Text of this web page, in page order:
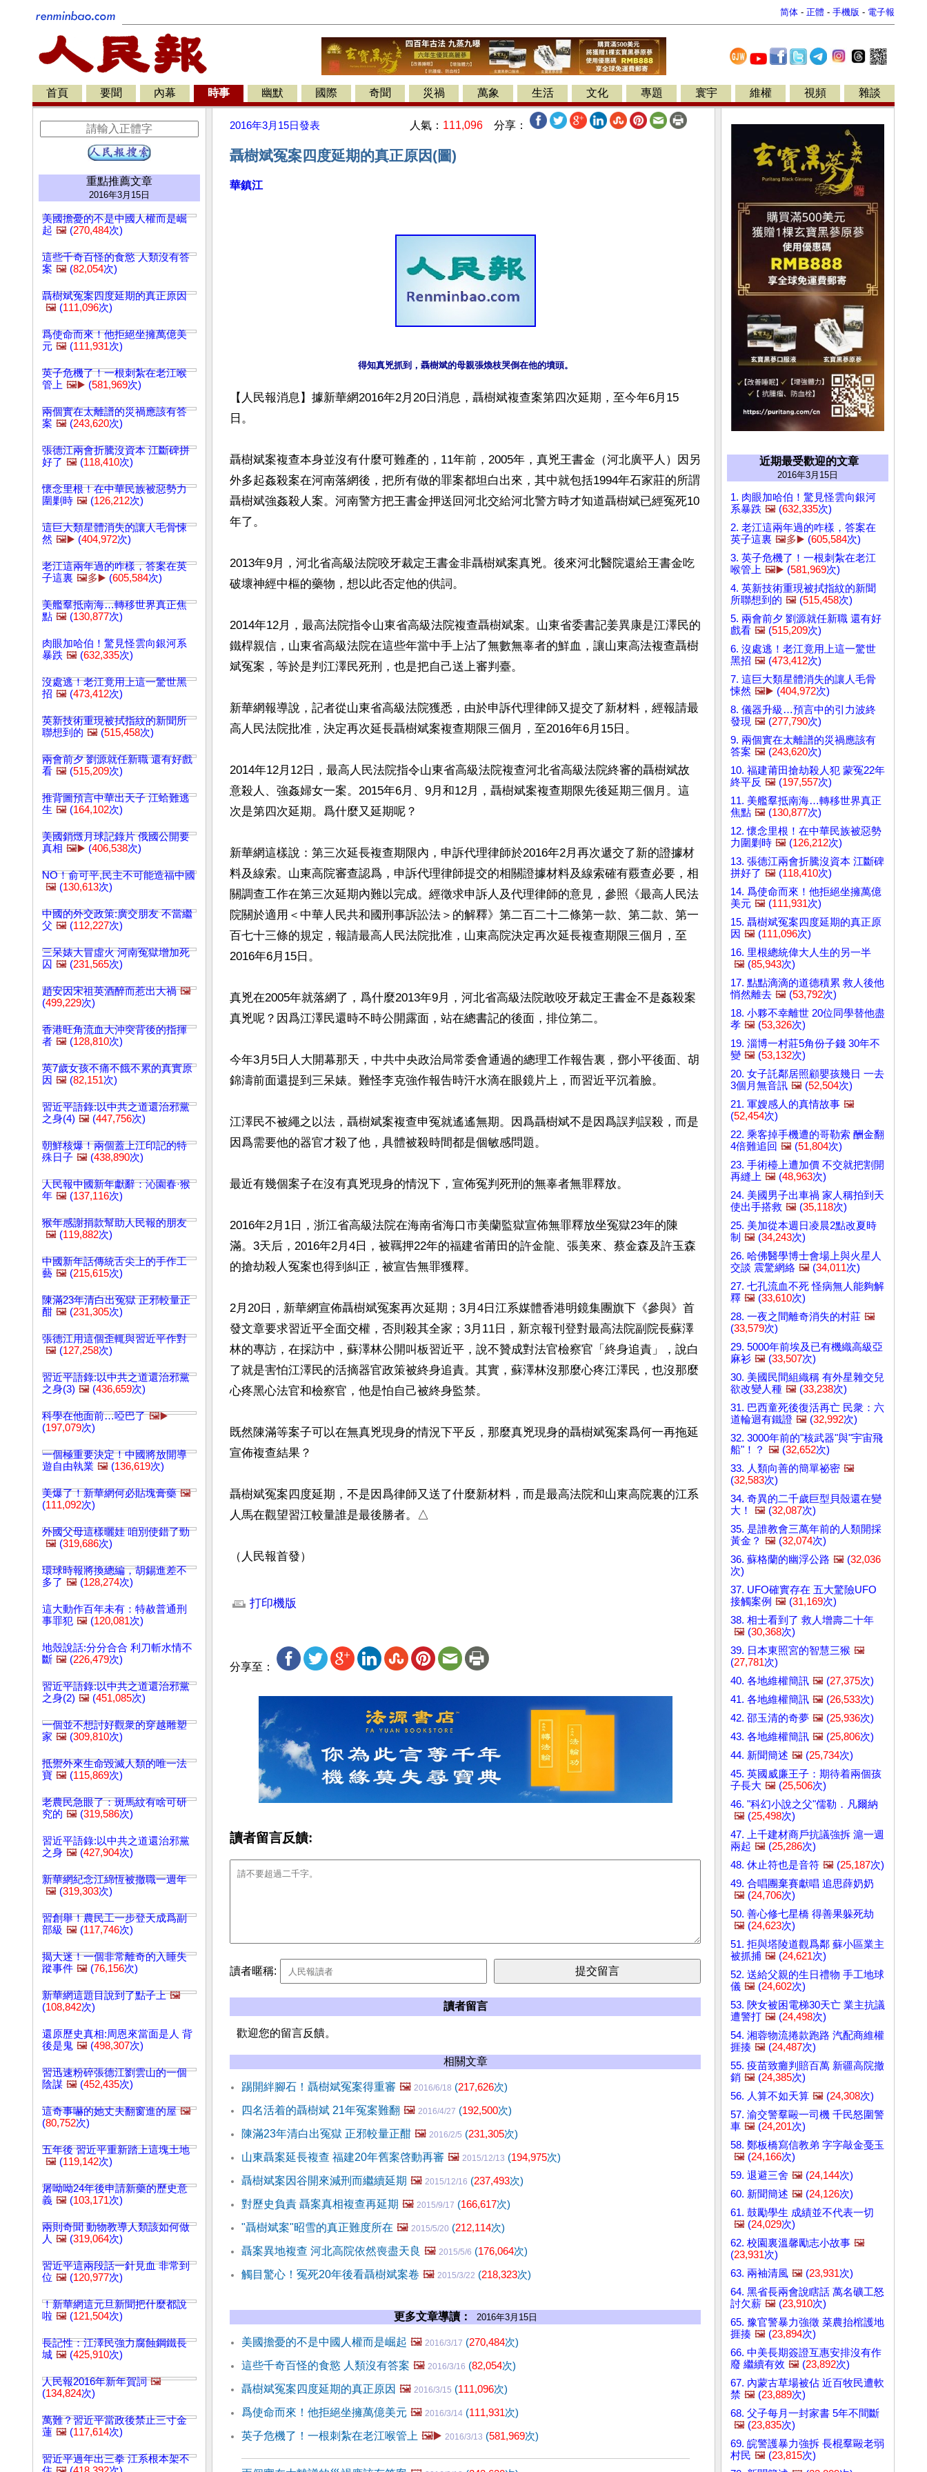
简体 - 正體 - 手機版 - 電子報
首頁 要聞 內幕 時事 幽默 國際 奇聞 災禍 萬象 生活 文化 專題 寰宇 維權 視頻 雜談
重點推薦文章
2016年3月15日
美國擔憂的不是中國人權而是崛
起 🖼️ (270,484次)
這些千奇百怪的食慾 人類沒有答
案 🖼️ (82,054次)
聶樹斌冤案四度延期的真正原因
🖼️ (111,096次)
爲使命而來！他拒絕坐擁萬億美
元 🖼️ (111,931次)
英子危機了！一根刺紮在老江喉
管上 🖼️▶️ (581,969次)
兩個實在太離譜的災禍應該有答
案 🖼️ (243,620次)
張德江兩會折騰沒資本 江斷碑拼
好了 🖼️ (118,410次)
懷念里根！在中華民族被惡勢力
圍剿時 🖼️ (126,212次)
這巨大類星體消失的讓人毛骨悚
然 🖼️▶️ (404,972次)
老江這兩年過的咋樣，答案在英
子這裏 🖼️多▶️ (605,584次)
美艦羣抵南海…轉移世界真正焦
點 🖼️ (130,877次)
肉眼加哈伯！驚見怪雲向銀河系
暴跌 🖼️ (632,335次)
沒處逃！老江竟用上這一驚世黑
招 🖼️ (473,412次)
英新技術重現被拭指紋的新聞所
聯想到的 🖼️ (515,458次)
兩會前夕 劉源就任新職 還有好戲
看 🖼️ (515,209次)
推背圖預言中華出天子 江蛤難逃
生 🖼️ (164,102次)
美國銷燬月球記錄片 俄國公開要
真相 🖼️▶️ (406,538次)
NO！俞可平,民主不可能造福中國
🖼️ (130,613次)
中國的外交政策:廣交朋友 不當繼
父 🖼️ (112,227次)
三呆婊大冒虛火 河南冤獄增加死
囚 🖼️ (231,565次)
趙安因宋祖英酒醉而惹出大禍 🖼️
(499,229次)
香港旺角流血大沖突背後的指揮
者 🖼️ (128,810次)
英7歲女孩不痛不餓不累的真實原
因 🖼️ (82,151次)
習近平語錄:以中共之道還治邪黨
之身(4) 🖼️ (447,756次)
朝鮮核爆！兩個蓋上江印記的特
殊日子 🖼️ (438,890次)
人民報中國新年獻辭：沁園春·猴
年 🖼️ (137,116次)
猴年感謝捐款幫助人民報的朋友
🖼️ (119,882次)
中國新年話傳統舌尖上的手作工
藝 🖼️ (215,615次)
陳滿23年清白出冤獄 正邪較量正
酣 🖼️ (231,305次)
張德江用這個歪輒與習近平作對
🖼️ (127,258次)
習近平語錄:以中共之道還治邪黨
之身(3) 🖼️ (436,659次)
科學在他面前…啞巴了 🖼️▶️
(197,079次)
一個極重要決定！中國將放開導
遊自由執業 🖼️ (136,619次)
美爆了！新華網何必貼塊膏藥 🖼️
(111,092次)
外國父母這樣曬娃 咱別使錯了勁
🖼️ (319,686次)
環球時報將換總編，胡錫進差不
多了 🖼️ (128,274次)
這大動作百年未有：特赦普通刑
事罪犯 🖼️ (120,081次)
地殼說話:分分合合 利刀斬水情不
斷 🖼️ (226,479次)
習近平語錄:以中共之道還治邪黨
之身(2) 🖼️ (451,085次)
一個並不想討好觀衆的穿越雕塑
家 🖼️ (309,810次)
抵禦外來生命毀滅人類的唯一法
寶 🖼️ (115,869次)
老農民急眼了：斑馬紋有啥可研
究的 🖼️ (319,586次)
習近平語錄:以中共之道還治邪黨
之身 🖼️ (427,904次)
新華網紀念江綿恆被撤職一週年
🖼️ (319,303次)
習創舉！農民工一步登天成爲副
部級 🖼️ (117,746次)
揭大迷！一個非常離奇的入睡失
蹤事件 🖼️ (76,156次)
新華網這題目說到了點子上 🖼️
(108,842次)
還原歷史真相:周恩來當面是人 背
後是鬼 🖼️ (498,307次)
習迅速粉碎張德江劉雲山的一個
陰謀 🖼️ (452,435次)
這奇事嚇的她丈夫翻窗進的屋 🖼️
(80,752次)
五年後 習近平重新踏上這塊土地
🖼️ (119,142次)
屠呦呦24年後申請新藥的歷史意
義 🖼️ (103,171次)
兩則奇聞 動物教導人類該如何做
人 🖼️ (319,064次)
習近平這兩段話一針見血 非常到
位 🖼️ (120,977次)
！新華網這元旦新聞把什麼都說
啦 🖼️ (121,504次)
長記性：江澤民強力腐蝕鋼鐵長
城 🖼️ (425,910次)
人民報2016年新年賀詞 🖼️
(134,824次)
萬難？習近平當政後禁止三寸金
蓮 🖼️ (117,614次)
習近平過年出三拳 江系根本架不
2016年3月15日發表 人氣： 111,096 分享：
聶樹斌冤案四度延期的真正原因(圖)
華鎮江
得知真兇抓到，聶樹斌的母親張煥枝哭倒在他的墳頭。
【人民報消息】據新華網2016年2月20日消息，聶樹斌複查案第四次延期，至今年6月15
日。
聶樹斌案複查本身並沒有什麼可難產的，11年前，2005年，真兇王書金（河北廣平人）因另
外多起姦殺案在河南落網後，把所有做的罪案都坦白出來，其中就包括1994年石家莊的所謂
聶樹斌強姦殺人案。河南警方把王書金押送回河北交給河北警方時才知道聶樹斌已經冤死10
年了。
2013年9月，河北省高級法院咬牙裁定王書金非聶樹斌案真兇。後來河北醫院還給王書金吃
破壞神經中樞的藥物，想以此否定他的供詞。
2014年12月，最高法院指令山東省高級法院複查聶樹斌案。山東省委書記姜異康是江澤民的
鐵桿親信，山東省高級法院在這些年當中手上沾了無數無辜者的鮮血，讓山東高法複查聶樹
斌冤案，等於是判江澤民死刑，也是把自己送上審判臺。
新華網報導說，記者從山東省高級法院獲悉，由於申訴代理律師又提交了新材料，經報請最
高人民法院批准，決定再次延長聶樹斌案複查期限三個月，至2016年6月15日。
2014年12月12日，最高人民法院指令山東省高級法院複查河北省高級法院終審的聶樹斌故
意殺人、強姦婦女一案。2015年6月、9月和12月，聶樹斌案複查期限先後延期三個月。這
次是第四次延期。爲什麼又延期呢？
新華網這樣說：第三次延長複查期限內，申訴代理律師於2016年2月再次遞交了新的證據材
料及線索。山東高院審查認爲，申訴代理律師提交的相關證據材料及線索確有覈查必要，相
關調查工作在第三次延期內難以完成。經徵求申訴人及代理律師的意見，參照《最高人民法
院關於適用＜中華人民共和國刑事訴訟法＞的解釋》第二百二十二條第一款、第二款、第一
百七十三條的規定，報請最高人民法院批准，山東高院決定再次延長複查期限三個月，至
2016年6月15日。
真兇在2005年就落網了，爲什麼2013年9月，河北省高級法院敢咬牙裁定王書金不是姦殺案
真兇呢？因爲江澤民還時不時公開露面，站在總書記的後面，排位第二。
今年3月5日人大開幕那天，中共中央政治局常委會通過的總理工作報告裏，鄧小平後面、胡
錦濤前面還提到三呆婊。難怪李克強作報告時汗水滴在眼鏡片上，而習近平沉着臉。
江澤民不被繩之以法，聶樹斌案複查申冤就遙遙無期。因爲聶樹斌不是因爲誤判誤殺，而是
因爲需要他的器官才殺了他，具體被殺時間都是個敏感問題。
最近有幾個案子在沒有真兇現身的情況下，宣佈冤判死刑的無辜者無罪釋放。
2016年2月1日，浙江省高級法院在海南省海口市美蘭監獄宣佈無罪釋放坐冤獄23年的陳
滿。3天后，2016年2月4日，被羈押22年的福建省莆田的許金龍、張美來、蔡金森及許玉森
的搶劫殺人冤案也得到糾正，被宣告無罪獲釋。
2月20日，新華網宣佈聶樹斌冤案再次延期；3月4日江系媒體香港明鏡集團旗下《參與》首
發文章要求習近平全面交權，否則殺其全家；3月11日，新京報刊登對最高法院副院長蘇澤
林的專訪，在採訪中，蘇澤林公開叫板習近平，說不贊成對法官檢察官「終身追責」，說白
了就是害怕江澤民的活摘器官政策被終身追責。其實，蘇澤林沒那麼心疼江澤民，也沒那麼
心疼黑心法官和檢察官，他是怕自己被終身監禁。
既然陳滿等案子可以在無真兇現身的情況下平反，那麼真兇現身的聶樹斌冤案爲何一再拖延
宣佈複查結果？
聶樹斌冤案四度延期，不是因爲律師又送了什麼新材料，而是最高法院和山東高院裏的江系
人馬在觀望習江較量誰是最後勝者。△
（人民報首發）
打印機版
分享至：
讀者留言反饋:
讀者暱稱:
讀者留言
歡迎您的留言反饋。
相關文章
踢開絆腳石！聶樹斌冤案得重審 🖼️ 2016/6/18 (217,626次)
四名活着的聶樹斌 21年冤案難翻 🖼️ 2016/4/27 (192,500次)
陳滿23年清白出冤獄 正邪較量正酣 🖼️ 2016/2/5 (231,305次)
山東聶案延長複查 福建20年舊案啓動再審 🖼️ 2015/12/13 (194,975次)
聶樹斌案因谷開來減刑而繼續延期 🖼️ 2015/12/16 (237,493次)
對歷史負責 聶案真相複查再延期 🖼️ 2015/9/17 (166,617次)
"聶樹斌案"昭雪的真正難度所在 🖼️ 2015/5/20 (212,114次)
聶案異地複查 河北高院依然喪盡天良 🖼️ 2015/5/6 (176,064次)
觸目驚心！冤死20年後看聶樹斌案卷 🖼️ 2015/3/22 (218,323次)
更多文章導讀： 2016年3月15日
美國擔憂的不是中國人權而是崛起 🖼️ 2016/3/17 (270,484次)
這些千奇百怪的食慾 人類沒有答案 🖼️ 2016/3/16 (82,054次)
聶樹斌冤案四度延期的真正原因 🖼️ 2016/3/15 (111,096次)
爲使命而來！他拒絕坐擁萬億美元 🖼️ 2016/3/14 (111,931次)
英子危機了！一根刺紮在老江喉管上 🖼️▶️ 2016/3/13 (581,969次)
近期最受歡迎的文章
2016年3月15日
1. 肉眼加哈伯！驚見怪雲向銀河
系暴跌 🖼️ (632,335次)
2. 老江這兩年過的咋樣，答案在
英子這裏 🖼️多▶️ (605,584次)
3. 英子危機了！一根刺紮在老江
喉管上 🖼️▶️ (581,969次)
4. 英新技術重現被拭指紋的新聞
所聯想到的 🖼️ (515,458次)
5. 兩會前夕 劉源就任新職 還有好
戲看 🖼️ (515,209次)
6. 沒處逃！老江竟用上這一驚世
黑招 🖼️ (473,412次)
7. 這巨大類星體消失的讓人毛骨
悚然 🖼️▶️ (404,972次)
8. 儀器升級…預言中的引力波終
發現 🖼️ (277,790次)
9. 兩個實在太離譜的災禍應該有
答案 🖼️ (243,620次)
10. 福建莆田搶劫殺人犯 蒙冤22年
終平反 🖼️ (197,557次)
11. 美艦羣抵南海…轉移世界真正
焦點 🖼️ (130,877次)
12. 懷念里根！在中華民族被惡勢
力圍剿時 🖼️ (126,212次)
13. 張德江兩會折騰沒資本 江斷碑
拼好了 🖼️ (118,410次)
14. 爲使命而來！他拒絕坐擁萬億
美元 🖼️ (111,931次)
15. 聶樹斌冤案四度延期的真正原
因 🖼️ (111,096次)
16. 里根總統偉大人生的另一半
🖼️ (85,943次)
17. 點點滴滴的道德積累 救人後他
悄然離去 🖼️ (53,792次)
18. 小夥不幸離世 20位同學替他盡
孝 🖼️ (53,326次)
19. 淄博一村莊5角份子錢 30年不
變 🖼️ (53,132次)
20. 女子託鄰居照顧嬰孩幾日 一去
3個月無音訊 🖼️ (52,504次)
21. 軍嫂感人的真情故事 🖼️
(52,454次)
22. 乘客掉手機遭的哥勒索 酬金翻
4倍難追回 🖼️ (51,804次)
23. 手術檯上遭加價 不交就把割開
再縫上 🖼️ (48,963次)
24. 美國男子出車禍 家人稱拍到天
使出手搭救 🖼️ (35,118次)
25. 美加從本週日凌晨2點改夏時
制 🖼️ (34,243次)
26. 哈佛醫學博士會場上與火星人
交談 震驚網絡 🖼️ (34,011次)
27. 七孔流血不死 怪病無人能夠解
釋 🖼️ (33,610次)
28. 一夜之間離奇消失的村莊 🖼️
(33,579次)
29. 5000年前埃及已有機織高級亞
麻衫 🖼️ (33,507次)
30. 美國民間組織稱 有外星雜交兒
欲改變人種 🖼️ (33,238次)
31. 巴西童死後復活再亡 民衆：六
道輪迴有鐵證 🖼️ (32,992次)
32. 3000年前的"核武器"與"宇宙飛
船"！？ 🖼️ (32,652次)
33. 人類向善的簡單祕密 🖼️
(32,583次)
34. 奇異的二千歲巨型貝殼還在變
大！
🖼️ (32,087次)
35. 是誰教會三萬年前的人類開採
黃金？ 🖼️ (32,074次)
36. 蘇格蘭的幽浮公路 🖼️ (32,036
次)
37. UFO確實存在 五大驚險UFO
接觸案例 🖼️ (31,169次)
38. 相士看到了 救人增壽二十年
🖼️ (30,368次)
39. 日本東照宮的智慧三猴 🖼️
(27,781次)
40. 各地維權簡訊 🖼️ (27,375次)
41. 各地維權簡訊 🖼️ (26,533次)
42. 邵玉清的奇夢 🖼️ (25,936次)
43. 各地維權簡訊 🖼️ (25,806次)
44. 新聞簡述 🖼️ (25,734次)
45. 英國威廉王子：期待着兩個孩
子長大 🖼️ (25,506次)
46. "科幻小說之父"儒勒．凡爾納
🖼️ (25,498次)
47. 上千建材商戶抗議強拆 滬一週
兩起 🖼️ (25,286次)
48. 休止符也是音符 🖼️ (25,187次)
49. 合唱團棄賽獻唱 追思薛奶奶
🖼️ (24,706次)
50. 善心修七星橋 得善果躲死劫
🖼️ (24,623次)
51. 拒與塔陵道觀爲鄰 蘇小區業主
被抓捕 🖼️ (24,621次)
52. 送給父親的生日禮物 手工地球
儀 🖼️ (24,602次)
53. 陝女被困電梯30天亡 業主抗議
遭警打 🖼️ (24,498次)
54. 湘蓉物流捲款跑路 汽配商維權
捱揍 🖼️ (24,487次)
55. 疫苗致癱判賠百萬 新疆高院撤
銷 🖼️ (24,385次)
56. 人算不如天算 🖼️ (24,308次)
57. 渝交警羣毆一司機 千民怒圍警
車 🖼️ (24,201次)
58. 鄭板橋寫信教弟 字字敲金戞玉
🖼️ (24,166次)
59. 退避三舍 🖼️ (24,144次)
60. 新聞簡述 🖼️ (24,126次)
61. 鼓勵學生 成績並不代表一切
🖼️ (24,029次)
62. 校園裏溫馨勵志小故事 🖼️
(23,931次)
63. 兩袖清風 🖼️ (23,931次)
64. 黑省長兩會說瞎話 萬名礦工怒
討欠薪 🖼️ (23,910次)
65. 豫官警暴力強徵 菜農抬棺護地
捱揍 🖼️ (23,894次)
66. 中美長期簽證互惠安排沒有作
廢 繼續有效 🖼️ (23,892次)
67. 內蒙古草場被佔 近百牧民遭軟
禁 🖼️ (23,889次)
68. 父子每月一封家書 5年不間斷
🖼️ (23,835次)
69. 皖警護暴力強拆 長棍羣毆老弱
村民 🖼️ (23,815次)